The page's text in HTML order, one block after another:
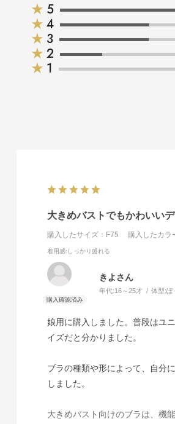
★ 5
★ 4
★ 3
★ 2
★ 1
大きめバストでもかわいい
購入したサイズ：F75 購入したカラ
着用感:しっかり盛れる
きよさん
年代:16～25才 体型:ぽ
娘用に購入しました。普段はユ
イズだと分かりました。
ブラの種類や形によって、自分
しました。
大きめバスト向けのブラは、機